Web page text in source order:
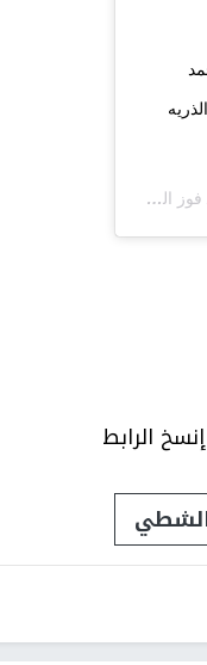
إنسخ الرابط